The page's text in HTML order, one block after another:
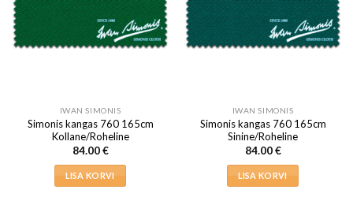
IWAN SIMONIS
Simonis kangas 760 165cm
Kollane/Roheline
84.00€
LISA KORVI
IWAN SIMONIS
Simonis kangas 760 165cm
Sinine/Roheline
84.00€
LISA KORVI